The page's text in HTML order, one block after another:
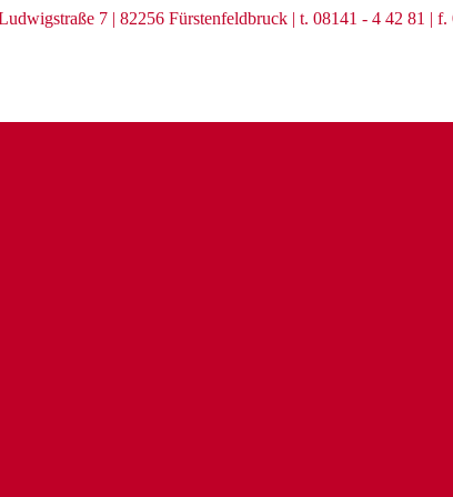
7 | 82256 Fürstenfeldbruck | t. 08141 - 4 42 81 | f.